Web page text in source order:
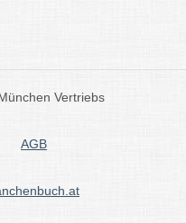
Vertriebs
AGB